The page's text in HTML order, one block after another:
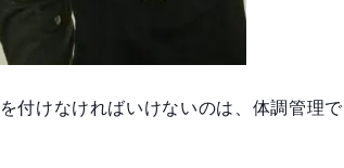
を付けなければいけないのは、体調管理で